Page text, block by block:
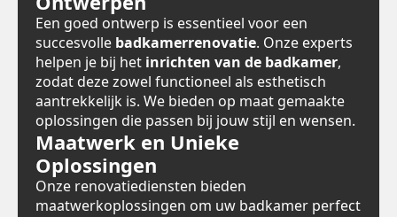
Een goed ontwerp is essentieel voor een
succesvolle badkamerrenovatie. Onze experts
helpen je bij het inrichten van de badkamer,
zodat deze zowel functioneel als esthetisch
aantrekkelijk is. We bieden op maat gemaakte
oplossingen die passen bij jouw stijl en wensen.
Maatwerk en Unieke
Oplossingen
Onze renovatiediensten bieden
maatwerkoplossingen om uw badkamer perfect